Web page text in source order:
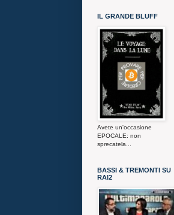
IL GRANDE BLUFF
Avete un'occasione
EPOCALE: non
sprecatela...
BASSI & TREMONTI SU
RAI2